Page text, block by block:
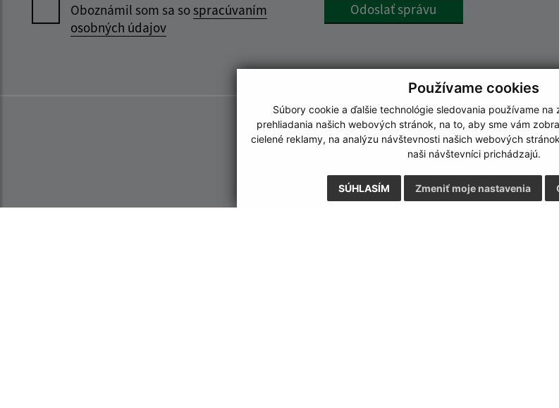
Používame cookies
Súbory cookie a ďalšie technológie sledovania používame na
prehliadania našich webových stránok, na to, aby sme vám
cielené reklamy, na analýzu návštevnosti našich webových
naši návštevníci prichádzajú.
SÚHLASÍM Zmeniť moje nastavenia
Oboznámil som sa sospracúvaním
osobných údajov
Odoslať správu